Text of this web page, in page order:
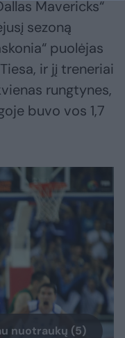
Mavericks“
sezoną
puolėjas
ir jį treneriai
rungtynes,
buvo vos 1,7
nuotraukų (5)